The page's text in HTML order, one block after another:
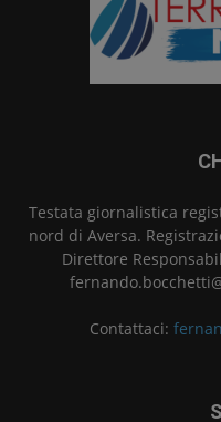
Testata giornalistica
nord di Aversa.
Direttore
Contattaci: